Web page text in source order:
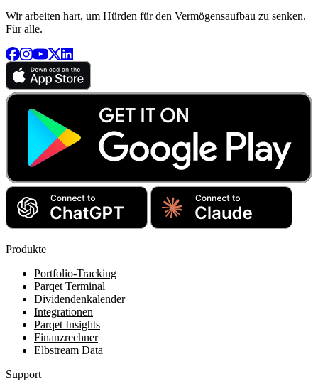
Wir arbeiten hart, um Hürden für den Vermögensaufbau zu senken.
Für alle.
Produkte
Portfolio-Tracking
Parqet Terminal
Dividendenkalender
Integrationen
Parqet Insights
Finanzrechner
Elbstream Data
Support